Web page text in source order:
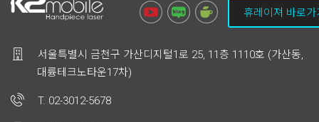
휴레이져 바로가
서울특별시 금천구 가산디지털1로 25, 11층 1110호 (가산동,
대륭테크노타운17차)
T. 02-3012-5678